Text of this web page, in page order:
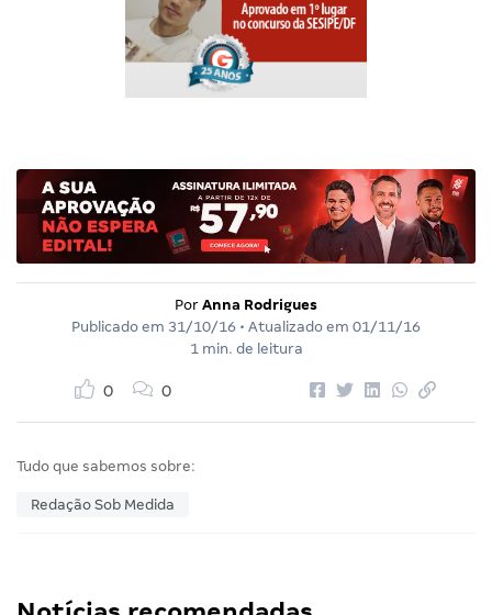
Por Anna Rodrigues
Publicado em 31/10/16 • Atualizado em 01/11/16
1 min. de leitura
0 0
Tudo que sabemos sobre:
Redação Sob Medida